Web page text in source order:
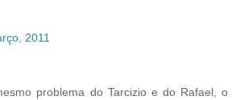
2011
problema do Tarcizio e do Rafael, o